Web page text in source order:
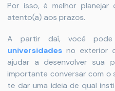
Por isso, é melhor
atento(a) aos prazos.
A partir daí, você
universidades no exterior
ajudar a desenvolver sua
importante conversar com o
te dar uma ideia de qual